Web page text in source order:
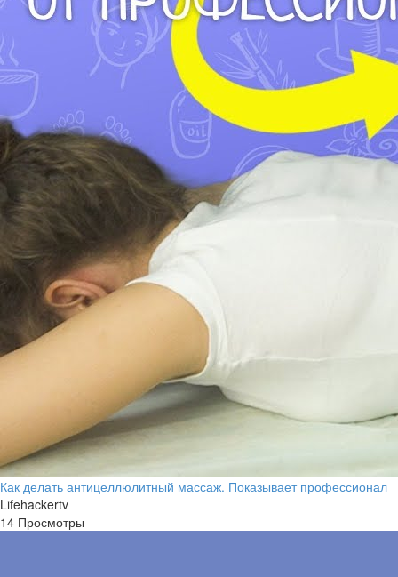
Как делать антицеллюлитный массаж. Показывает профессионал
Lifehackertv
14 Просмотры